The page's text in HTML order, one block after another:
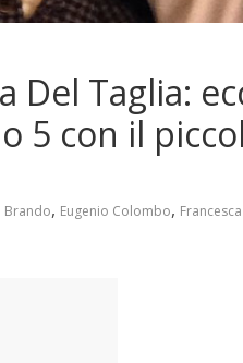
Del Taglia:
5 con il
Brando, Eugenio Colombo,